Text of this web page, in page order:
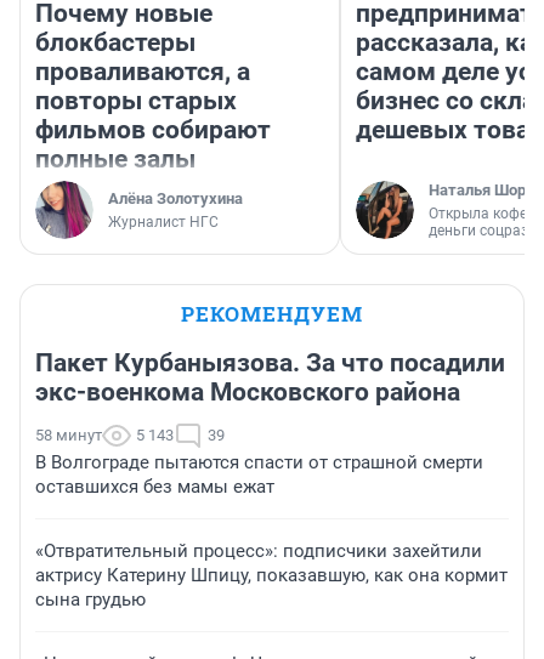
Почему новые
блокбастеры
проваливаются, а
повторы старых
фильмов собирают
полные залы
Алёна Золотухина
Журналист НГС
рассказала,
самом деле
бизнес со
дешевых
Наталья
Открыла
деньги
РЕКОМЕНДУЕМ
Пакет Курбаныязова. За что посадили
экс-военкома Московского района
58 минут 5 143 39
В Волгограде пытаются спасти от страшной смерти
оставшихся без мамы ежат
«Отвратительный процесс»: подписчики захейтили
актрису Катерину Шпицу, показавшую, как она кормит
сына грудью